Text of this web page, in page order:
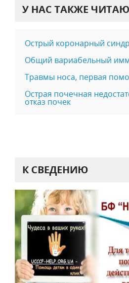
У НАС ТАКЖЕ
Острый коронарный
Общий вариабельный
Травмы носа, первая
Острая почечная
отказ почек
К СВЕДЕНИЮ